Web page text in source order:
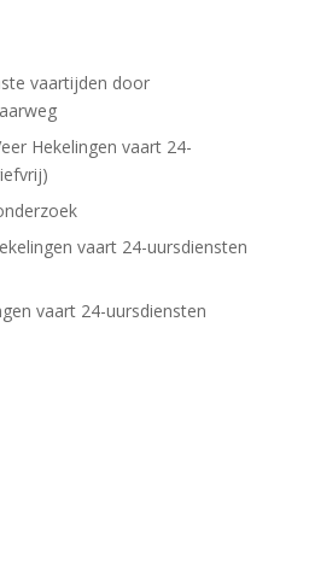
vaartijden door
Hekelingen vaart 24-
vaart 24-uursdiensten
vaart 24-uursdiensten